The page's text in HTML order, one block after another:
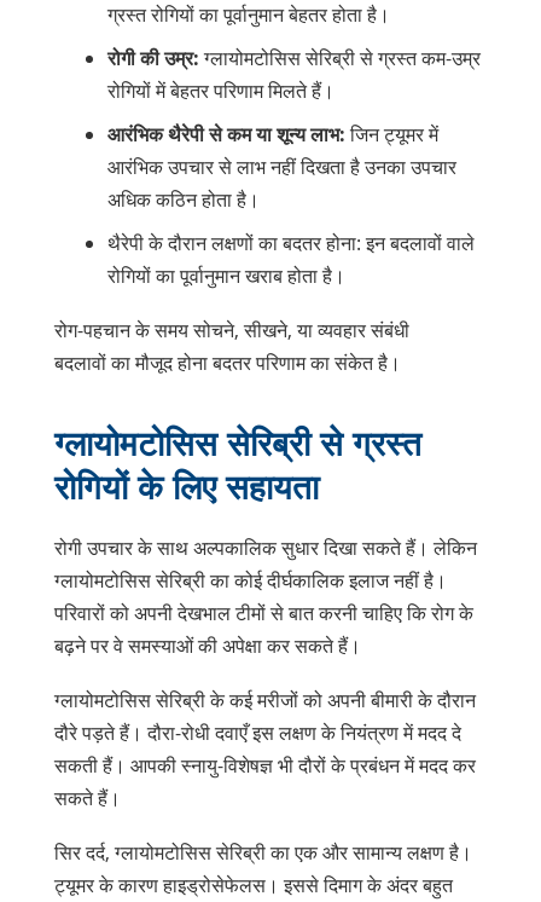
ग्रस्त रोगियों का पूर्वानुमान बेहतर होता है।
रोगी की उम्र:ग्लायोमटोसिस सेरिब्री से ग्रस्त कम-उम्र
रोगियों में बेहतर परिणाम मिलते हैं।
आरंभिक थैरेपी से कम या शून्य लाभ:जिन ट्यूमर में
आरंभिक उपचार से लाभ नहीं दिखता है उनका उपचार
अधिक कठिन होता है।
थैरेपी के दौरान लक्षणों का बदतर होना: इन बदलावों वाले
रोगियों का पूर्वानुमान खराब होता है।
रोग-पहचान के समय सोचने, सीखने, या व्यवहार संबंधी
बदलावों का मौजूद होना बदतर परिणाम का संकेत है।
ग्लायोमटोसिस सेरिब्री से ग्रस्त
रोगियों के लिए सहायता
रोगी उपचार के साथ अल्पकालिक सुधार दिखा सकते हैं। लेकिन
ग्लायोमटोसिस सेरिब्री का कोई दीर्घकालिक इलाज नहीं है।
परिवारों को अपनी देखभाल टीमों से बात करनी चाहिए कि रोग के
बढ़ने पर वे समस्याओं की अपेक्षा कर सकते हैं।
ग्लायोमटोसिस सेरिब्री के कई मरीजों को अपनी बीमारी के दौरान
दौरे पड़ते हैं। दौरा-रोधी दवाएँ इस लक्षण के नियंत्रण में मदद दे
सकती हैं। आपकीस्नायु-विशेषज्ञभी दौरों के प्रबंधन में मदद कर
सकते हैं।
सिर दर्द, ग्लायोमटोसिस सेरिब्री का एक और सामान्य लक्षण है।
ट्यूमर के कारणहाइड्रोसेफेलस। इससे दिमाग के अंदर बहुत